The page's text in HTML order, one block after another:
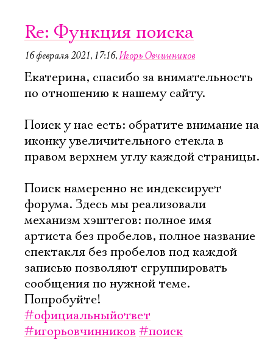
Re: Функция поиска
16 февраля 2021, 17:16,Игорь Овчинников
Екатерина, спасибо за внимательность
по отношению к нашему сайту.
Поиск у нас есть: обратите внимание на
иконку увеличительного стекла в
правом верхнем углу каждой страницы.
Поиск намеренно не индексирует
форума. Здесь мы реализовали
механизм хэштегов: полное имя
артиста без пробелов, полное название
спектакля без пробелов под каждой
записью позволяют сгруппировать
сообщения по нужной теме.
Попробуйте!
#официальныйответ
#игорьовчинников #поиск